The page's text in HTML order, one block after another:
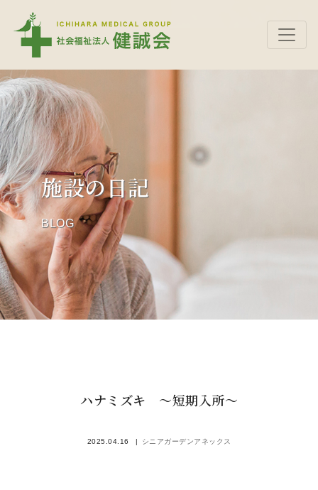
施設の日記
BLOG
ハナミズキ ～短期入所～
2025.04.16 シニアガーデンアネックス